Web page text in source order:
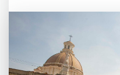
Este sábado 9 de
celebró sus 204
Política con una
resaltaron la